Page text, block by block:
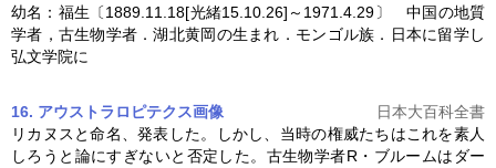
幼名：福生〔1889.11.18[光緒15.10.26]～1971.4.29〕 中国の地質
学者， 古生物学者．湖北黄岡の生まれ．モンゴル族．日本に留学し
弘文学院に
16. アウストラロピテクス画像
日本大百科全書
リカヌスと命名、発表した。しかし、当時の権威たちはこれを素人
しろうと論にすぎないと否定した。 古生物学者R・ブルームはダー